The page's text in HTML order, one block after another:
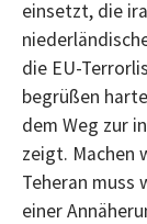
einsetzt, die
die EU-
begrüßen
dem Weg zur
zeigt. Machen
Teheran muss
einer